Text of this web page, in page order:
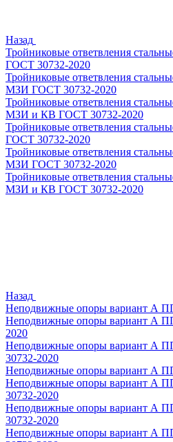
Назад
Тройниковые ответвления
ГОСТ 30732-2020
Тройниковые ответвления
МЗИ ГОСТ 30732-2020
Тройниковые ответвления
МЗИ и КВ ГОСТ 30732-2020
Тройниковые ответвления
ГОСТ 30732-2020
Тройниковые ответвления
МЗИ ГОСТ 30732-2020
Тройниковые ответвления
МЗИ и КВ ГОСТ 30732-2020
Назад
Неподвижные опоры вариант А
Неподвижные опоры вариант А
2020
Неподвижные опоры вариант
30732-2020
Неподвижные опоры вариант А
Неподвижные опоры вариант
30732-2020
Неподвижные опоры вариант
30732-2020
Неподвижные опоры вариант А